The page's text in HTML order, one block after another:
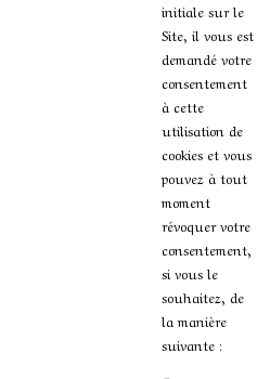
initiale sur le
Site, il vous est
demandé votre
consentement
à cette
utilisation de
cookies et vous
pouvez à tout
moment
révoquer votre
consentement,
si vous le
souhaitez, de
la manière
suivante :